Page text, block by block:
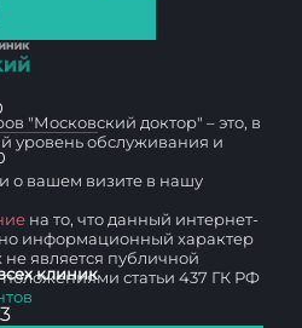
клиник
"Московский доктор" – это, в
уровень обслуживания и
о вашем визите в нашу
на то, что данный интернет-
информационный характер
является публичной
статьи 437 ГК РФ